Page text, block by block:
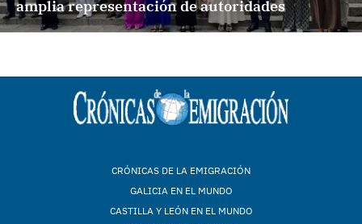
amplia representación de autoridades
CRÓNICAS DE LA EMIGRACIÓN
GALICIA EN EL MUNDO
CASTILLA Y LEÓN EN EL MUNDO